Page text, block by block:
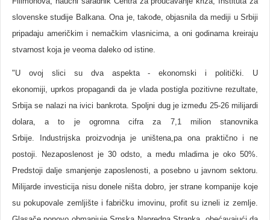
slovenske studije Balkana. Ona je, takođe, objasnila da mediji u Srbiji
pripadaju američkim i nemačkim vlasnicima, a oni godinama kreiraju
stvarnost koja je veoma daleko od istine.
"U ovoj slici su dva aspekta - ekonomski i politički. U
ekonomiji, uprkos propagandi da je vlada postigla pozitivne rezultate,
Srbija se nalazi na ivici bankrota. Spoljni dug je između 25-26 milijardi
dolara, a to je ogromna cifra za 7,1 milion stanovnika
Srbije.
Industrijska proizvodnja je uništena,pa ona praktično i ne
postoji. Nezaposlenost je 30 odsto, a među mladima je oko 50%.
Predstoji dalje smanjenje zaposlenosti, a posebno u javnom sektoru.
Milijarde investicija nisu donele ništa dobro, jer strane kompanije koje
su pokupovale zemljište i fabričku imovinu, profit su izneli iz zemlje.